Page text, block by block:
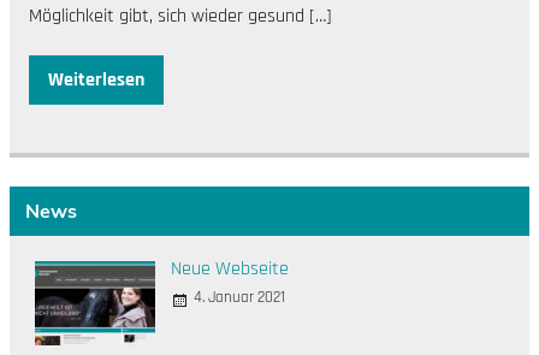
Möglichkeit gibt, sich wieder gesund […]
Weiterlesen
News
Neue Webseite
4. Januar 2021